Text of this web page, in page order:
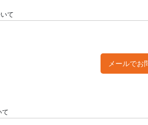
て
メールでお
て